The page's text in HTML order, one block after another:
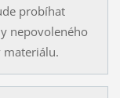
probíhat
nepovoleného
materiálu.